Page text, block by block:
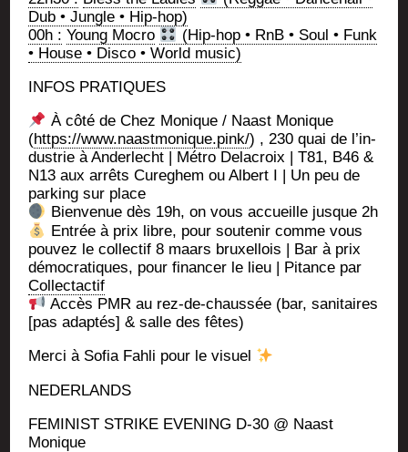
Dub • Jungle • Hip-hop)
00h : Young Mocro
(Hip-hop • RnB • Soul • Funk
• House • Dis­co • World music)
INFOS PRATIQUES
À côté de Chez Monique / Naast Monique
(https://www.naastmonique.pink/) , 230 quai de l’in­
dus­trie à Ander­lecht | Métro Dela­croix | T81, B46 &
N13 aux arrêts Cure­ghem ou Albert I | Un peu de
par­king sur place
Bien­ve­nue dès 19h, on vous accueille jusque 2h
Entrée à prix libre, pour sou­te­nir comme vous
pou­vez le col­lec­tif 8 maars bruxel­lois | Bar à prix
démo­cra­tiques, pour finan­cer le lieu | Pitance par
Col­lec­tac­tif
Accès PMR au rez-de-chaus­sée (bar, sani­taires
[pas adap­tés] & salle des fêtes)
Mer­ci à Sofia Fah­li pour le visuel
NEDERLANDS
FEMINIST STRIKE EVENING D‑30 @ Naast
Monique